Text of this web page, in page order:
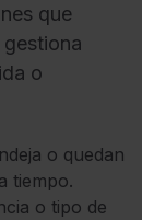
que
o
o quedan
tiempo.
o tipo de